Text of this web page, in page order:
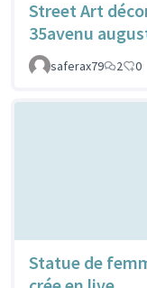
Street Art
35avenu
saferax79
2 0
Statue de